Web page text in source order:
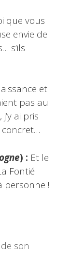
que vous
envie de
s’ils
et
pas au
ai pris
concret…
) : Et le
Fontié
personne !
son